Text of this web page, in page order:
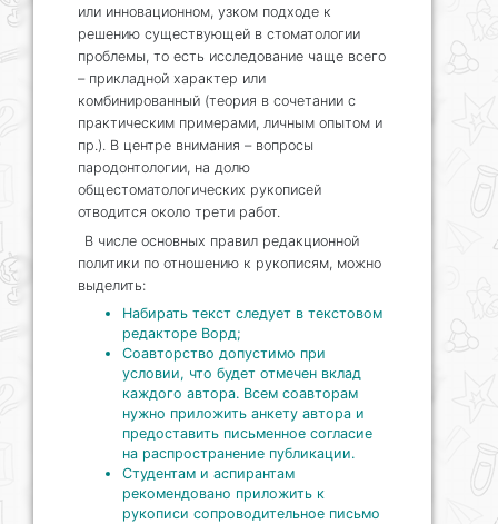
или инновационном, узком подходе к
решению существующей в стоматологии
проблемы, то есть исследование чаще всего
– прикладной характер или
комбинированный (теория в сочетании с
практическим примерами, личным опытом и
пр.). В центре внимания – вопросы
пародонтологии, на долю
общестоматологических рукописей
отводится около трети работ.
В числе основных правил редакционной
политики по отношению к рукописям, можно
выделить:
Набирать текст следует в текстовом
редакторе Ворд;
Соавторство допустимо при
условии, что будет отмечен вклад
каждого автора. Всем соавторам
нужно приложить анкету автора и
предоставить письменное согласие
на распространение публикации.
Студентам и аспирантам
рекомендовано приложить к
рукописи сопроводительное письмо